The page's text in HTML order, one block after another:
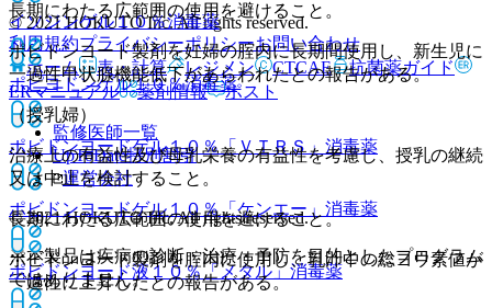
イソジンゲル１０％消毒薬
ポピヨドンゲル１０％消毒薬
ポビドンヨードゲル１０％「ＶＴＲＳ」 消毒薬
ポビドンヨードゲル１０％「ケンエー」 消毒薬
ポビドンヨード液１０％「メタル」消毒薬
長期にわたる広範囲の使用を避けること。
ポビドンヨード製剤を妊婦の腟内に長期間使用し、新生児に
一過性甲状腺機能低下があらわれたとの報告がある。
（授乳婦）
治療上の有益性及び母乳栄養の有益性を考慮し、授乳の継続
又は中止を検討すること。
長期にわたる広範囲の使用を避けること。
ポビドンヨード製剤を腟内に使用し、乳汁中の総ヨウ素値が
一過性に上昇したとの報告がある。
© 2021 HOKUTO Inc. All rights reserved.
利用規約プライバシーポリシーお問い合わせ
ホーム
表・計算 レジメン CTCAE
抗菌薬ガイド
ERマニュアル
薬剤情報 ポスト
監修医師一覧
UpToDate特別割引
運営会社
© 2021 HOKUTO Inc. All rights reserved.
※本製品は疾病の診断・治療・予防を目的としたプログラム
ではありません。